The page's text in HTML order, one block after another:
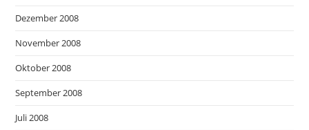
Dezember 2008
November 2008
Oktober 2008
September 2008
Juli 2008